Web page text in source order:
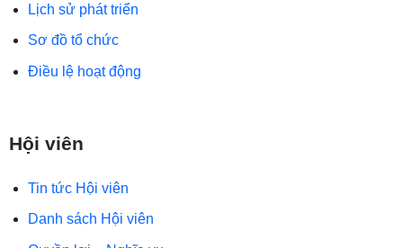
Lịch sử phát triển
Sơ đồ tổ chức
Điều lệ hoạt động
Hội viên
Tin tức Hội viên
Danh sách Hội viên